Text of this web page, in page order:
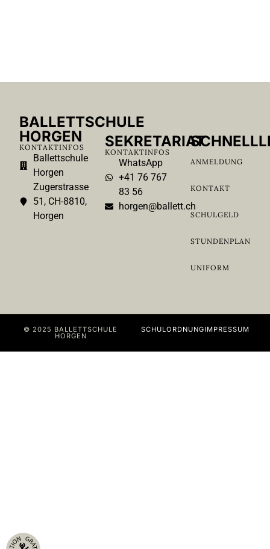
BALLETTSCHULE
HORGEN
KONTAKTINFOS
Ballettschule
Horgen
Zugerstrasse
51, CH-8810,
Horgen
SEKRETARIAT
KONTAKTINFOS
WhatsApp
+41 76 767
83 56
horgen@ballett.ch
ANMELDUNG
KONTAKT
SCHULGELD
STUNDENPLAN
UNIFORM
© 2025 BALLETTSCHULE
HORGEN
SCHULORDNUNGIMPRESSUM